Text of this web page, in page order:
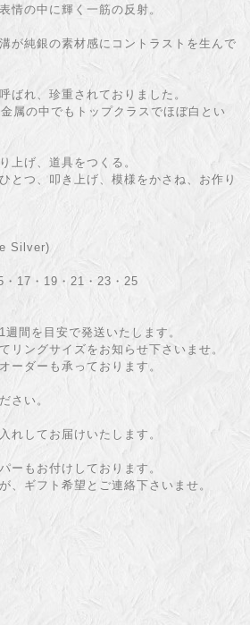
情の中に輝く一筋の反射。
が純銀の素材感にコントラストを生んで
ばれ、珍重されておりました。
属の中でもトップクラスでほぼ白とい
上げ、道具をつくる。
とつ、叩き上げ、模様をかさね、お作り
17・19・21・23・25
間を目安で発送いたします。
リングサイズをお知らせ下さいませ。
ーダーも承っております。
さい。
れしてお届けいたします。
ーもお付けしております。
、ギフト希望とご連絡下さいませ。